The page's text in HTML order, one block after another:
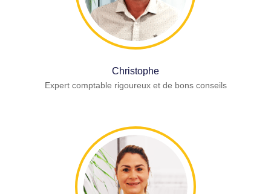
Christophe
Expert comptable rigoureux et de bons conseils